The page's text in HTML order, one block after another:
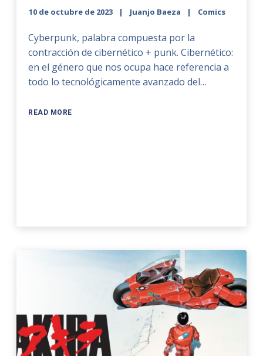
10 de octubre de 2023 Juanjo Baeza Comics
Cyberpunk, palabra compuesta por la
contracción de cibernético + punk. Cibernético:
en el género que nos ocupa hace referencia a
todo lo tecnológicamente avanzado del…
READ MORE